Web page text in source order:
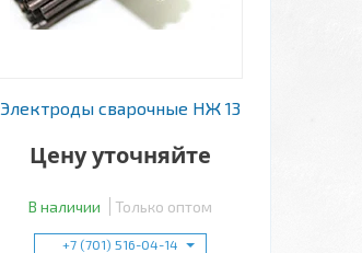
Электроды сварочные НЖ 13
Цену уточняйте
В наличии Только оптом
+7 (701) 516-04-14